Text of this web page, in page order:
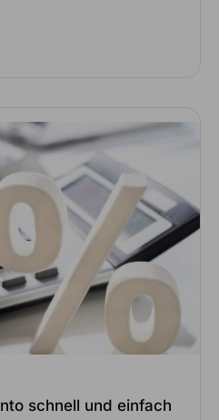
schnell und einfach